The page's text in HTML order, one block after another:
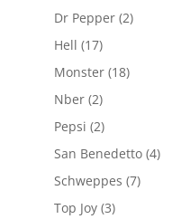
produse
Dr Pepper 22
Hell 1717
produse
Monster 1818
Nber 22
produse
Pepsi 22
produse
San Benedetto 44
Schweppes 77
Top Joy 33